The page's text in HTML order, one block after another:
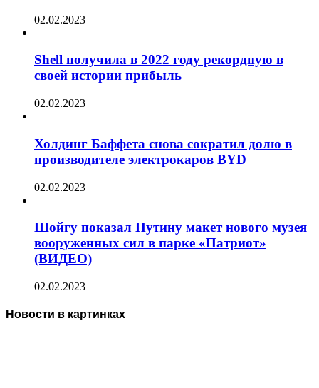
02.02.2023
Shell получила в 2022 году рекордную в
своей истории прибыль
02.02.2023
Холдинг Баффета снова сократил долю в
производителе электрокаров BYD
02.02.2023
Шойгу показал Путину макет нового музея
вооруженных сил в парке «Патриот»
(ВИДЕО)
02.02.2023
Новости в картинках